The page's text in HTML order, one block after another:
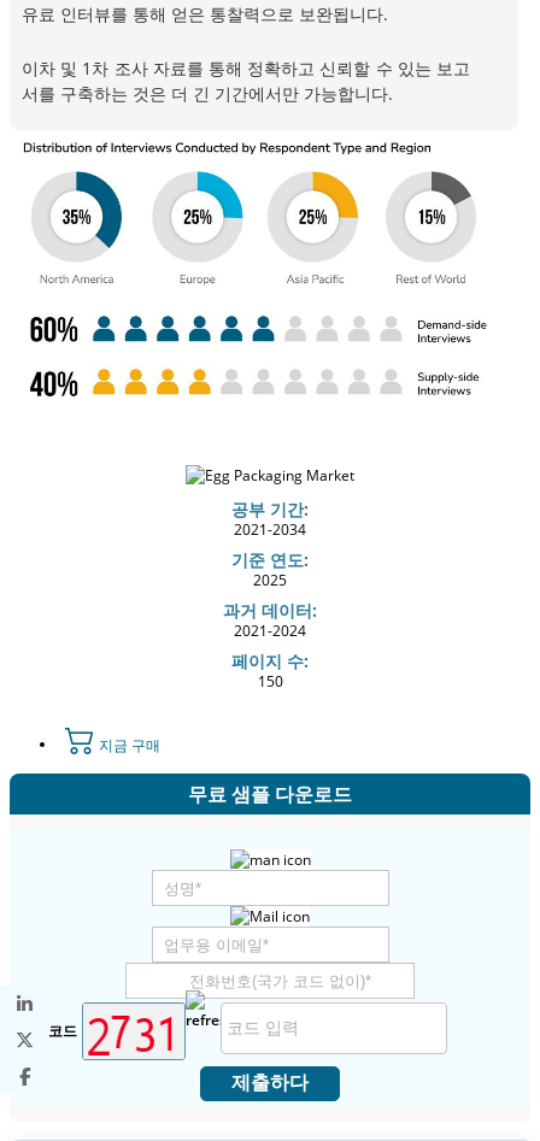
유료 인터뷰를 통해 얻은 통찰력으로 보완됩니다.
이차 및 1차 조사 자료를 통해 정확하고 신뢰할 수 있는 보고
서를 구축하는 것은 더 긴 기간에서만 가능합니다.
공부 기간:
2021-2034
기준 연도:
2025
과거 데이터:
2021-2024
페이지 수:
150
지금 구매
무료 샘플 다운로드
보안 코드
제출하다